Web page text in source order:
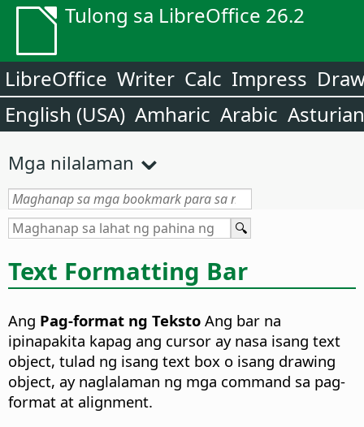
Tulong sa LibreOffice 26.2
LibreOffice Writer Calc Impress
English (USA) Amharic Arabic Asturian
Mga nilalaman
Text Formatting Bar
Ang Pag-format ng Teksto Ang bar na
ipinapakita kapag ang cursor ay nasa isang text
object, tulad ng isang text box o isang drawing
object, ay naglalaman ng mga command sa pag-
format at alignment.